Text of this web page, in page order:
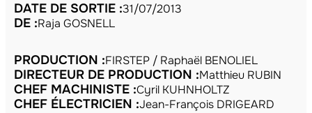
DATE DE SORTIE :31/07/2013
DE :Raja GOSNELL
PRODUCTION :FIRSTEP / Raphaël BENOLIEL
DIRECTEUR DE PRODUCTION :Matthieu RUBIN
CHEF MACHINISTE :Cyril KUHNHOLTZ
CHEF ÉLECTRICIEN :Jean-François DRIGEARD